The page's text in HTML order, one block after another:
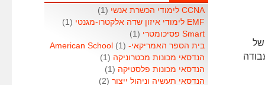
של
CCNA לימודי הכשרת אנשי
(1)
EMF לימודי איזון שדה אלקטרו-מגנטי
(1)
Smart פסיכומטרי
(1)
בית הספר האמריקאי- American School (1)
הנדסאי מכונות מכטרוניקה (1)
הנדסאי מכונות פלסטיקה (1)
הנדסאי תעשיה וניהול ייצור (2)